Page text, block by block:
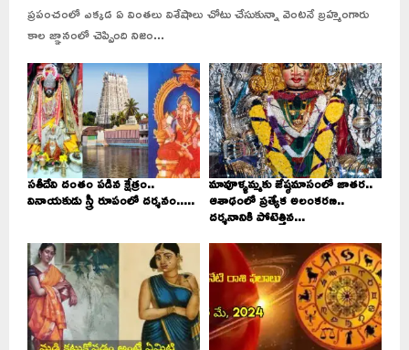
ప్రపంచంలో ఎక్కడ ఏ వింతలు విశేషాలు చోటు చేసుకున్నా వెంటనే బ్రహ్మంగారు
కాల జ్ఞానంలో చెప్పింది నిజం...
సతీదేవి దంతం పడిన క్షేత్రం..
వినాయకుడు స్త్రీ రూపంలో దర్శనం.....
మావూళ్ళమ్మకు జేష్ఠమాసంలో జాతర..
ఆశాఢంలో ప్రత్యేక అలంకరణ..
దర్శనానికి పోటెత్తిన...